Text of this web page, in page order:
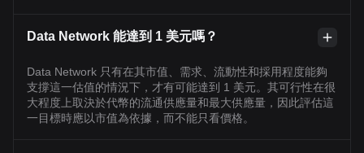
Data Network 能達到 1 美元嗎？
Data Network 只有在其市值、需求、流動性和採用程度能夠
支撐這一估值的情況下，才有可能達到 1 美元。其可行性在很
大程度上取決於代幣的流通供應量和最大供應量，因此評估這
一目標時應以市值為依據，而不能只看價格。